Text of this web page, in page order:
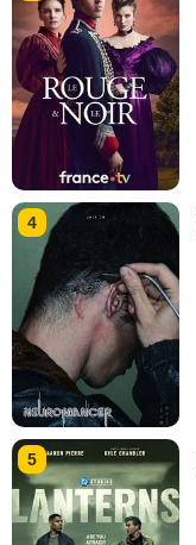
4
5